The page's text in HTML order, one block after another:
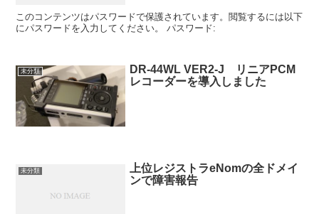
このコンテンツはパスワードで保護されています。閲覧するには以下
にパスワードを入力してください。 パスワード:
未分類
DR-44WL VER2-J リニアPCM
レコーダーを導入しました
未分類
上位レジストラeNomの全ドメイ
ンで障害報告